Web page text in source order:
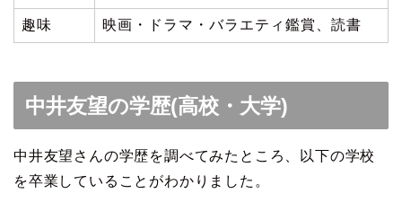
趣味 映画・ドラマ・バラエティ鑑賞、読書
中井友望の学歴(高校・大学)
中井友望さんの学歴を調べてみたところ、以下の学校
を卒業していることがわかりました。